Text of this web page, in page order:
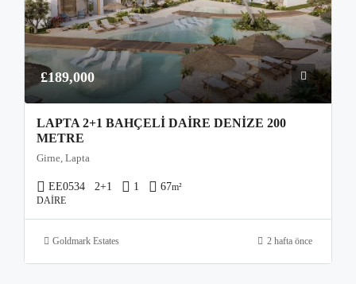
£189,000
LAPTA 2+1 BAHÇELI DAIRE DENIZE 200
METRE
Girne, Lapta
EE0534 2+1 1 67m²
DAIRE
Goldmark Estates 2 hafta önce